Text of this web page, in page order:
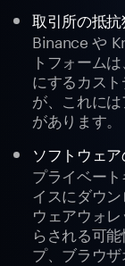
取引所の抵抗
Binance や
トフォーム
にするカス
が、これに
があります。
ソフトウェ
プライベー
イスにダウ
ウェアウォ
らされる可
プ、ブラウザ